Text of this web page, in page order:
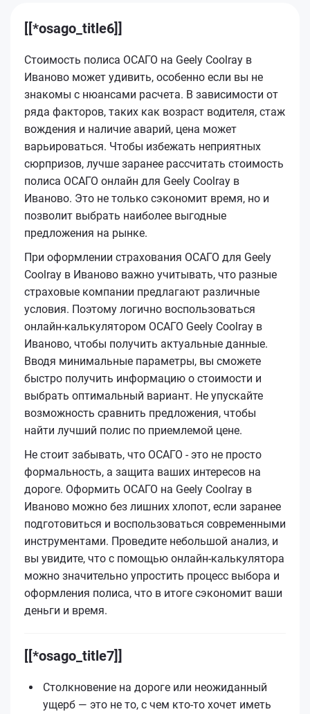
[[*osago_title6]]
Стоимость полиса ОСАГО на Geely Coolray в
Иваново может удивить, особенно если вы не
знакомы с нюансами расчета. В зависимости от
ряда факторов, таких как возраст водителя, стаж
вождения и наличие аварий, цена может
варьироваться. Чтобы избежать неприятных
сюрпризов, лучше заранее рассчитать стоимость
полиса ОСАГО онлайн для Geely Coolray в
Иваново. Это не только сэкономит время, но и
позволит выбрать наиболее выгодные
предложения на рынке.
При оформлении страхования ОСАГО для Geely
Coolray в Иваново важно учитывать, что разные
страховые компании предлагают различные
условия. Поэтому логично воспользоваться
онлайн-калькулятором ОСАГО Geely Coolray в
Иваново, чтобы получить актуальные данные.
Вводя минимальные параметры, вы сможете
быстро получить информацию о стоимости и
выбрать оптимальный вариант. Не упускайте
возможность сравнить предложения, чтобы
найти лучший полис по приемлемой цене.
Не стоит забывать, что ОСАГО - это не просто
формальность, а защита ваших интересов на
дороге. Оформить ОСАГО на Geely Coolray в
Иваново можно без лишних хлопот, если заранее
подготовиться и воспользоваться современными
инструментами. Проведите небольшой анализ, и
вы увидите, что с помощью онлайн-калькулятора
можно значительно упростить процесс выбора и
оформления полиса, что в итоге сэкономит ваши
деньги и время.
[[*osago_title7]]
Столкновение на дороге или неожиданный
ущерб — это не то, с чем кто-то хочет иметь